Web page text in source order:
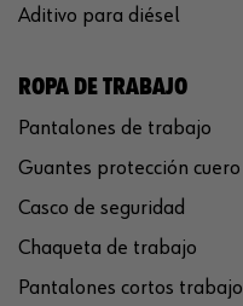
Aditivo para diésel
ROPA DE TRABAJO
Pantalones de trabajo
Guantes protección cuero
Casco de seguridad
Chaqueta de trabajo
Pantalones cortos trabajo